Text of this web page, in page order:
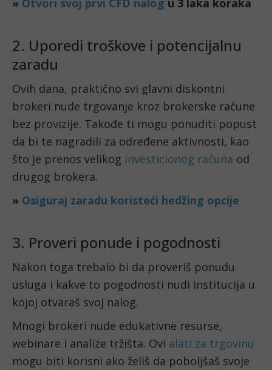
» Otvori svoj prvi CFD nalog u 3 laka koraka
2. Uporedi troškove i potencijalnu
zaradu
Ovih dana, praktično svi glavni diskontni
brokeri nude trgovanje kroz brokerske račune
bez provizije. Takođe ti mogu ponuditi popust
da bi te nagradili za određene aktivnosti, kao
što je prenos velikog investicionog računa od
drugog brokera.
» Osiguraj zaradu koristeći hedžing opcije
3. Proveri ponude i pogodnosti
Nakon toga trebalo bi da proveriš ponudu
usluga i kakve to pogodnosti nudi institucija u
kojoj otvaraš svoj nalog.
Mnogi brokeri nude edukativne resurse,
webinare i analize tržišta. Ovi alati za trgovinu
mogu biti korisni ako želiš da poboljšaš svoje